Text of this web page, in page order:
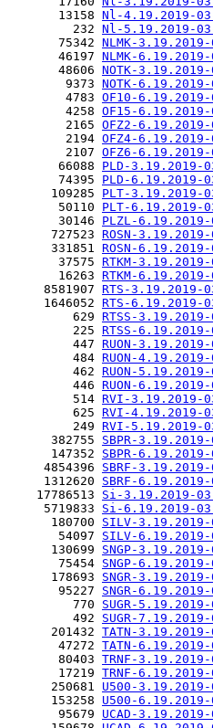
       13158
Nl-4.19.2019-
         232
Nl-5.19.2019-
       75342
NLMK-
       46197
NLMK-
       48606
NOTK-
        9373
NOTK-
        4783
OF10-
        4258
OF15-
        2165
OFZ2-
        2194
OFZ4-
        2107
OFZ6-
       66088
PLD-3.19.2019-
       74395
PLD-6.19.2019-
      109285
PLT-3.19.2019-
       50110
PLT-6.19.2019-
       30146
PLZL-
      727523
ROSN-
      331851
ROSN-
       37575
RTKM-
       16263
RTKM-
     8581907
RTS-3.19.2019-
     1646052
RTS-6.19.2019-
         629
RTSS-
         225
RTSS-
         447
RUON-
         484
RUON-
         462
RUON-
         446
RUON-
         514
RVI-3.19.2019-
         625
RVI-4.19.2019-
         249
RVI-5.19.2019-
      382755
SBPR-
      147352
SBPR-
     4854396
SBRF-
     1312620
SBRF-
    17786513
Si-3.19.2019-
     5719833
Si-6.19.2019-
      180700
SILV-
       54097
SILV-
      130699
SNGP-
       75454
SNGP-
      178693
SNGR-
       95227
SNGR-
         770
SUGR-
         492
SUGR-
      201432
TATN-
       47272
TATN-
       80403
TRNF-
       17219
TRNF-
      250681
U500-
      153258
U500-
       95679
UCAD-